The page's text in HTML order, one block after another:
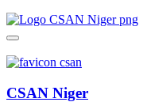
CSAN Niger